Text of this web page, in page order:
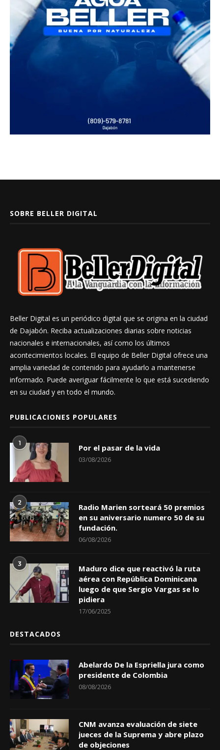
SOBRE BELLER DIGITAL
Beller Digital es un periódico digital que se origina en la ciudad
de Dajabón. Reciba actualizaciones diarias sobre noticias
nacionales e internacionales, así como los últimos
acontecimientos locales. El equipo de Beller Digital ofrece una
amplia variedad de contenido para ayudarlo a mantenerse
informado. Puede averiguar fácilmente lo que está sucediendo
en su ciudad y en todo el mundo.
PUBLICACIONES POPULARES
1 Por el pasar de la vida
03/08/2026
2
Radio Marien sorteará 50 premios
en su aniversario numero 50 de su
fundación.
06/08/2026
3
Maduro dice que reactivó la ruta
aérea con República Dominicana
luego de que Sergio Vargas se lo
pidiera
17/06/2025
DESTACADOS
Abelardo De la Espriella jura como
presidente de Colombia
08/08/2026
CNM avanza evaluación de siete
jueces de la Suprema y abre plazo
de objeciones